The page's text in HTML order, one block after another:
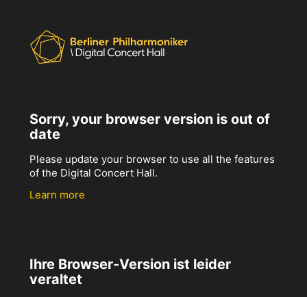
Sorry, your browser version is out of
date
Please update your browser to use all the features
of the Digital Concert Hall.
Learn more
Ihre Browser-Version ist leider
veraltet